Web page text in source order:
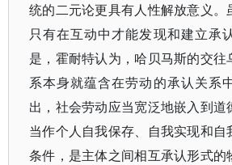
统的二元论更具有人性解放意义。
只有在互动中才能发现和建立承
是，霍耐特认为，哈贝马斯的交往
系本身就蕴含在劳动的承认关系
出，社会劳动应当宽泛地嵌入到道
当作个人自我保存、自我实现和自
条件，是主体之间相互承认形式的